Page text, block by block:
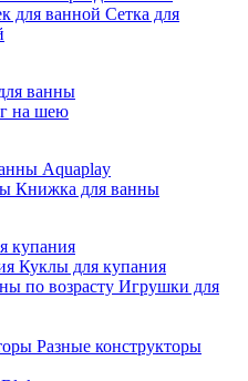
Сетка для
ванны
на шею
Aquaplay
Книжка для ванны
купания
Куклы для купания
Игрушки для
Разные конструкторы